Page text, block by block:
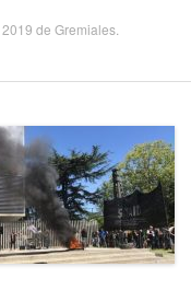
de Gremiales.